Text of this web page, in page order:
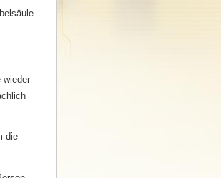
wieder
die